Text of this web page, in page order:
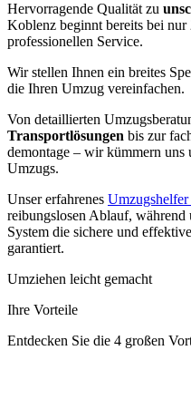
Hervorragende Qualität zu
Koblenz beginnt bereits bei
professionellen Service.
Wir stellen Ihnen ein breites
die Ihren Umzug vereinfachen.
Von detaillierten
Transportlösungen bis zur
demontage – wir kümmern uns
Umzugs.
Unser erfahrenes
reibungslosen Ablauf,
System die sichere und
garantiert.
Umziehen leicht gemacht
Ihre Vorteile
Entdecken Sie die 4 großen